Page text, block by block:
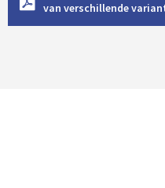
van verschillende
n